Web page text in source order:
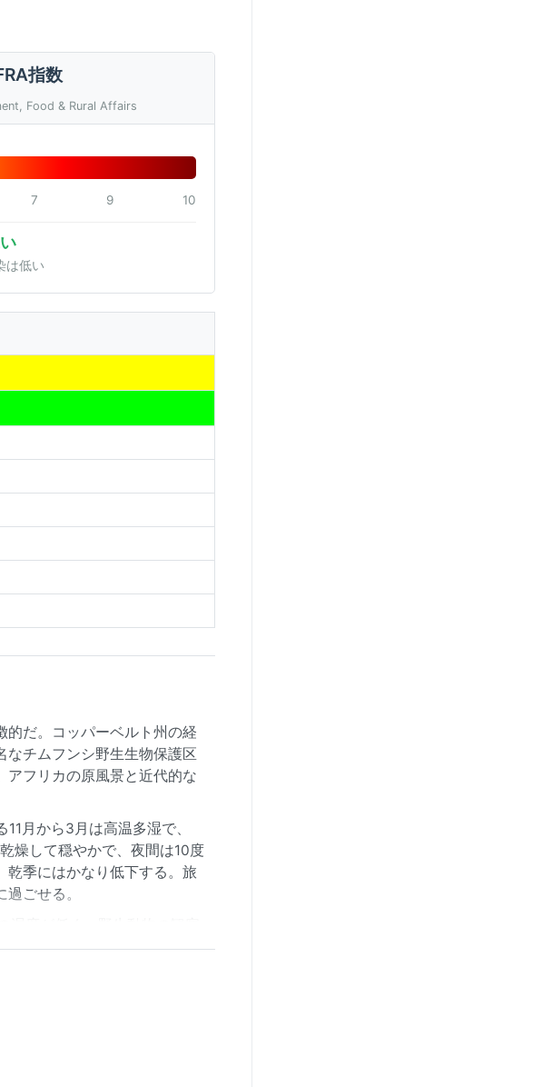
指数
Food & Rural Affairs
7 9 10
は低い
的だ。コッパーベルト州の経
なチムフンシ野生生物保護区
アフリカの原風景と近代的な
月から3月は高温多湿で、
燥して穏やかで、夜間は10度
乾季にはかなり低下する。旅
ごせる。
水に注意が必要だ。乾季の終